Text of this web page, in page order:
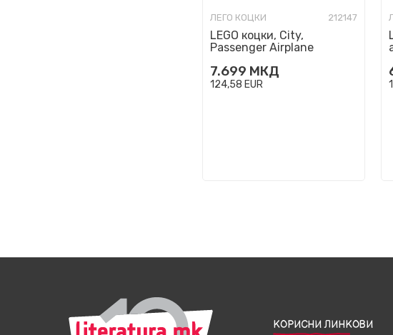
ЛЕГО КОЦКИ 212147
LEGO коцки, City,
Passenger Airplane
7.699 МКД
124,58 EUR
КОРИСНИ ЛИНКОВИ